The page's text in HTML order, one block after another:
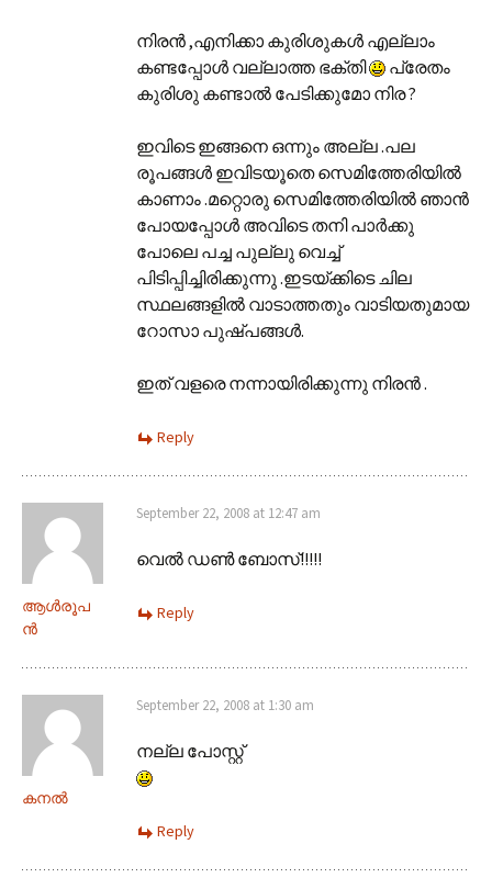
നിരന്‍ ,എനിക്കാ കുരിശുകള്‍ എല്ലാം
കണ്ടപ്പോള്‍ വല്ലാത്ത ഭക്തി
പ്രേതം
കുരിശു കണ്ടാല്‍ പേടിക്കുമോ നിര ?
ഇവിടെ ഇങ്ങനെ ഒന്നും അല്ല .പല
രൂപങ്ങള്‍ ഇവിടയൂതെ സെമിത്തേരിയില്‍
കാണാം .മറ്റൊരു സെമിത്തേരിയില്‍ ഞാന്‍
പോയപ്പോള്‍ അവിടെ തനി പാര്‍ക്കു
പോലെ പച്ച പുല്ലു വെച്ച്‌
പിടിപ്പിച്ചിരിക്കുന്നു .ഇടയ്ക്കിടെ ചില
സ്ഥലങ്ങളില്‍ വാടാത്തതും വാടിയതുമായ
റോസാ പുഷ്പങ്ങള്‍.
ഇത് വളരെ നന്നായിരിക്കുന്നു നിരന്‍ .
Reply
ആള്‍രൂപ
ന്‍
September 22, 2008 at 12:47 am
വെല്‍ ഡണ്‍ ബോസ്‌!!!!!
Reply
കനല്‍
September 22, 2008 at 1:30 am
നല്ല പോസ്റ്റ്
Reply